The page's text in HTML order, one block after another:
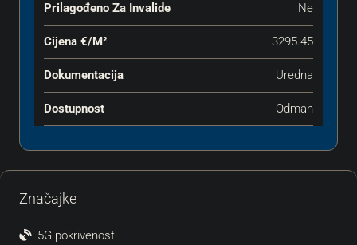
Prilagođeno Za Invalide Ne
Cijena €‎/m² 3295.45
Dokumentacija Uredna
Dostupnost Odmah
Značajke
5G pokrivenost